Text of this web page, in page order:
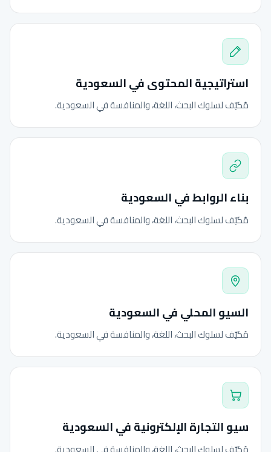
استراتيجية المحتوى في السعودية
مُكيّف لسلوك البحث، اللغة، والمنافسة في السعودية.
بناء الروابط في السعودية
مُكيّف لسلوك البحث، اللغة، والمنافسة في السعودية.
السيو المحلي في السعودية
مُكيّف لسلوك البحث، اللغة، والمنافسة في السعودية.
سيو التجارة الإلكترونية في السعودية